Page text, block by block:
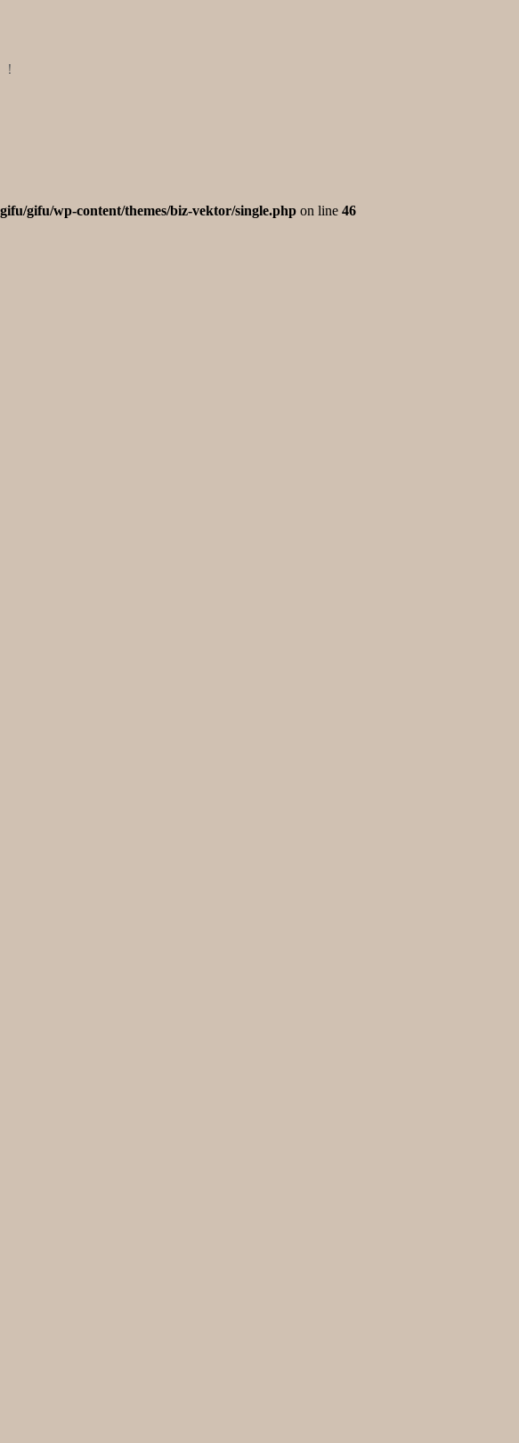
gifu/wp-content/themes/biz-vektor/single.php on line 46